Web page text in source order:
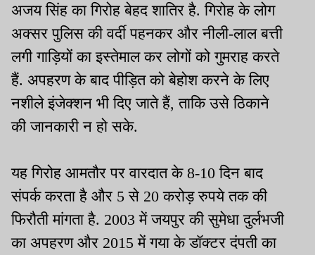
अजय सिंह का गिरोह बेहद शातिर है. गिरोह के लोग
अक्सर पुलिस की वर्दी पहनकर और नीली-लाल बत्ती
लगी गाड़ियों का इस्तेमाल कर लोगों को गुमराह करते
हैं. अपहरण के बाद पीड़ित को बेहोश करने के लिए
नशीले इंजेक्शन भी दिए जाते हैं, ताकि उसे ठिकाने
की जानकारी न हो सके.
यह गिरोह आमतौर पर वारदात के 8-10 दिन बाद
संपर्क करता है और 5 से 20 करोड़ रुपये तक की
फिरौती मांगता है. 2003 में जयपुर की सुमेधा दुर्लभजी
का अपहरण और 2015 में गया के डॉक्टर दंपती का